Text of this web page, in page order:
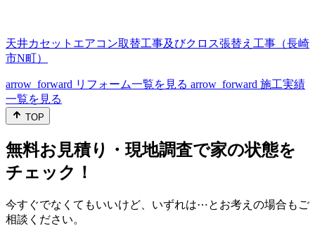
天井カセットエアコン取替工事及びクロス張替え工事（長崎
市N町）
arrow_forward リフォーム一覧を見る arrow_forward 施工実績
一覧を見る
TOP
無料お見積り・現地調査で家の状態を
チェック！
今すぐでなくてもいいけど、いずれは⋯とお考えの場合もご
相談ください。